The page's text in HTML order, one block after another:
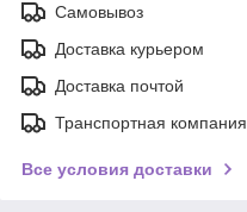
Самовывоз
Доставка курьером
Доставка почтой
Транспортная компания
Все условия доставки